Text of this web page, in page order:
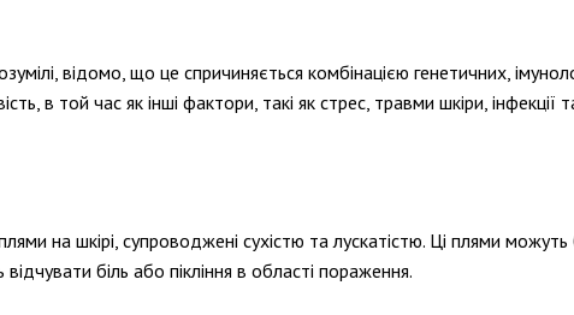
відомо, що це спричиняється комбінацією генетичних,
в той час як інші фактори, такі як стрес, травми шкіри, інфекції
на шкірі, супроводжені сухістю та лускатістю. Ці плями
біль або пікління в області пораження.